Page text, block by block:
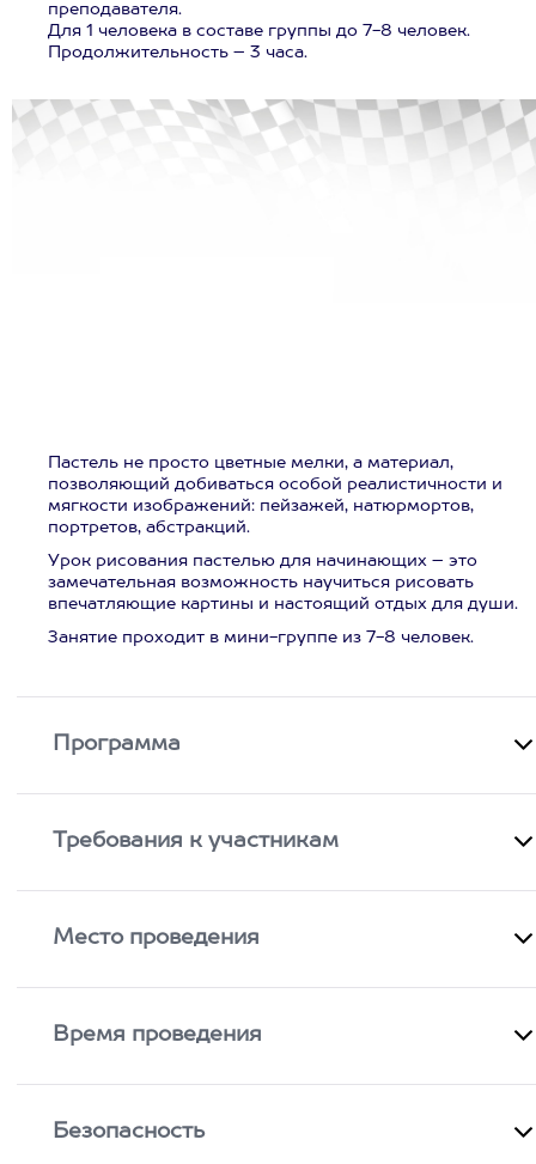
преподавателя.
Для 1 человека в составе группы до 7-8 человек.
Продолжительность – 3 часа.
Пастель не просто цветные мелки, а материал,
позволяющий добиваться особой реалистичности и
мягкости изображений: пейзажей, натюрмортов,
портретов, абстракций.
Урок рисования пастелью для начинающих – это
замечательная возможность научиться рисовать
впечатляющие картины и настоящий отдых для души.
Занятие проходит в мини-группе из 7-8 человек.
Программа
Требования к участникам
Место проведения
Время проведения
Безопасность